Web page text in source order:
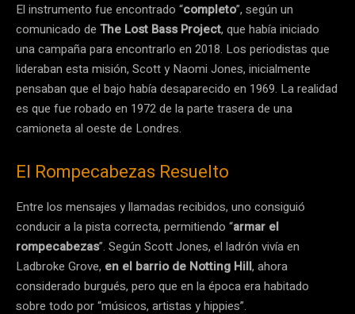
El instrumento fue encontrado “completo”, según un
comunicado de The Lost Bass Project, que había iniciado
una campaña para encontrarlo en 2018. Los periodistas que
lideraban esta misión, Scott y Naomi Jones, inicialmente
pensaban que el bajo había desaparecido en 1969. La realidad
es que fue robado en 1972 de la parte trasera de una
camioneta al oeste de Londres.
El Rompecabezas Resuelto
Entre los mensajes y llamadas recibidos, uno consiguió
conducir a la pista correcta, permitiendo “armar el
rompecabezas”. Según Scott Jones, el ladrón vivía en
Ladbroke Grove, en el barrio de Notting Hill, ahora
considerado burgués, pero que en la época era habitado
sobre todo por “músicos, artistas y hippies”.